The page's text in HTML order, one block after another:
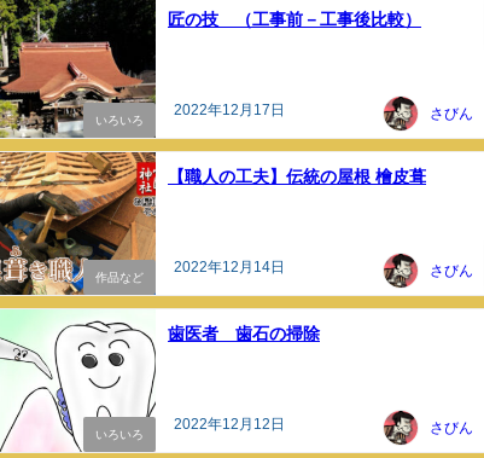
いろいろ
匠の技 （工事前－工事後比較）
2022年12月17日 さびん
作品など
【職人の工夫】伝統の屋根 檜皮葺
2022年12月14日 さびん
いろいろ
歯医者 歯石の掃除
2022年12月12日 さびん